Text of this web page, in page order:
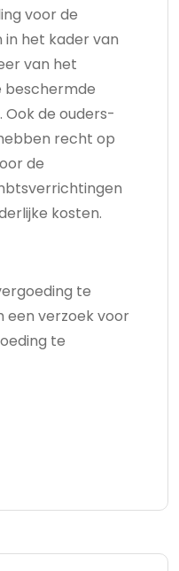
voor de
het kader van
van het
beschermde
Ook de ouders-
recht op
de
kosten.
te
een verzoek voor
te